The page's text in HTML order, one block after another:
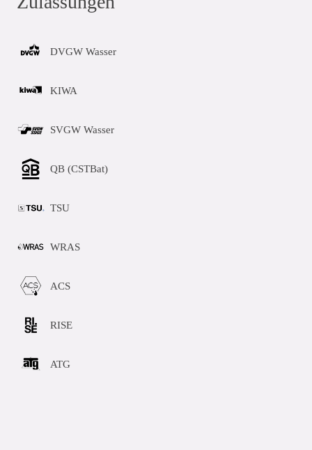
DVGW Wasser
KIWA
SVGW Wasser
QB (CSTBat)
TSU
WRAS
ACS
RISE
ATG